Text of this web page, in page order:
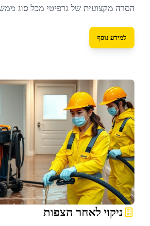
הסרה מקצועית של גרפיטי מכל סוג
למידע נוסף
ניקוי לאחר הצפות